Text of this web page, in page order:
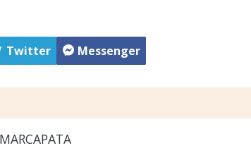
Twitter Messenger